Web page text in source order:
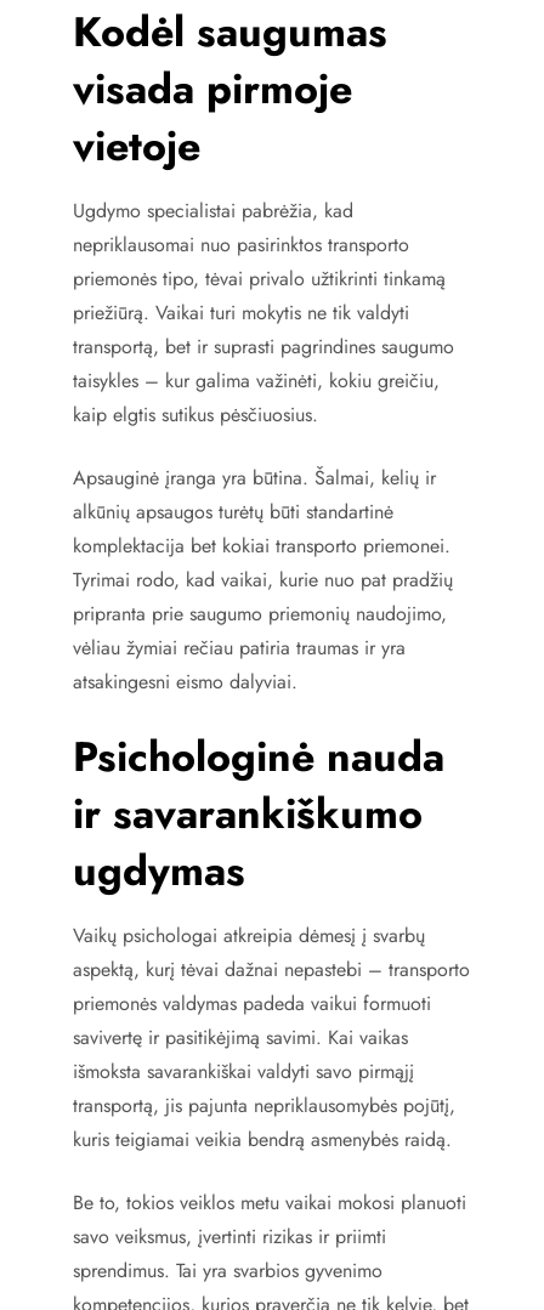
Kodėl saugumas
visada pirmoje
vietoje
Ugdymo specialistai pabrėžia, kad
nepriklausomai nuo pasirinktos transporto
priemonės tipo, tėvai privalo užtikrinti tinkamą
priežiūrą. Vaikai turi mokytis ne tik valdyti
transportą, bet ir suprasti pagrindines saugumo
taisykles – kur galima važinėti, kokiu greičiu,
kaip elgtis sutikus pėsčiuosius.
Apsauginė įranga yra būtina. Šalmai, kelių ir
alkūnių apsaugos turėtų būti standartinė
komplektacija bet kokiai transporto priemonei.
Tyrimai rodo, kad vaikai, kurie nuo pat pradžių
pripranta prie saugumo priemonių naudojimo,
vėliau žymiai rečiau patiria traumas ir yra
atsakingesni eismo dalyviai.
Psichologinė nauda
ir savarankiškumo
ugdymas
Vaikų psichologai atkreipia dėmesį į svarbų
aspektą, kurį tėvai dažnai nepastebi – transporto
priemonės valdymas padeda vaikui formuoti
savivertę ir pasitikėjimą savimi. Kai vaikas
išmoksta savarankiškai valdyti savo pirmąjį
transportą, jis pajunta nepriklausomybės pojūtį,
kuris teigiamai veikia bendrą asmenybės raidą.
Be to, tokios veiklos metu vaikai mokosi planuoti
savo veiksmus, įvertinti rizikas ir priimti
sprendimus. Tai yra svarbios gyvenimo
kompetencijos, kurios praverčia ne tik kelyje, bet